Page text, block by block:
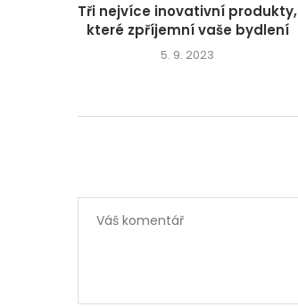
Tři nejvíce inovativní produkty,
které zpříjemní vaše bydlení
5. 9. 2023